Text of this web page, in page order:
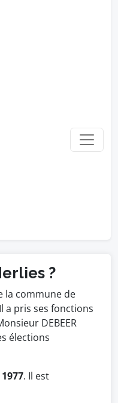
?
la commune de
a pris ses fonctions
DEBEER
élections
. Il est